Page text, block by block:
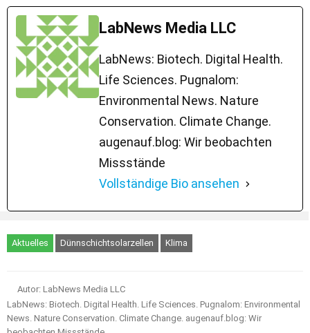
LabNews Media LLC
LabNews: Biotech. Digital Health.
Life Sciences. Pugnalom:
Environmental News. Nature
Conservation. Climate Change.
augenauf.blog: Wir beobachten
Missstände
Vollständige Bio ansehen
Aktuelles Dünnschichtsolarzellen Klima
Autor: LabNews Media LLC
LabNews: Biotech. Digital Health. Life Sciences. Pugnalom: Environmental
News. Nature Conservation. Climate Change. augenauf.blog: Wir